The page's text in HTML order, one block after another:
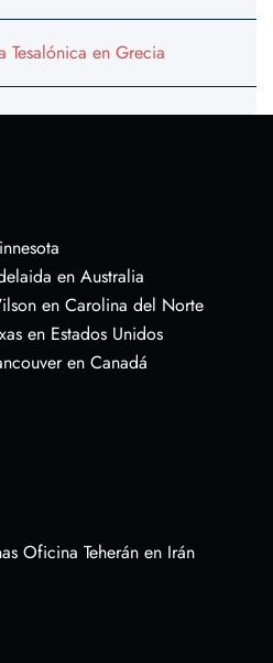
en Grecia
en Australia
en Carolina del Norte
en Estados Unidos
en Canadá
Oficina Teherán en Irán